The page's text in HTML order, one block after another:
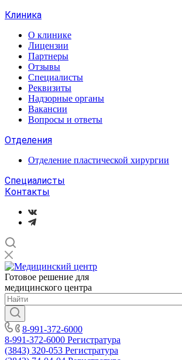
Клиника
О клинике
Лицензии
Партнеры
Отзывы
Специалисты
Реквизиты
Надзорные органы
Вакансии
Вопросы и ответы
Отделения
Отделение пластической хирургии
Специалисты
Контакты
Готовое решение для
медицинского центра
8-991-372-6000
8-991-372-6000 Регистратура
(3843) 320-053 Регистратура